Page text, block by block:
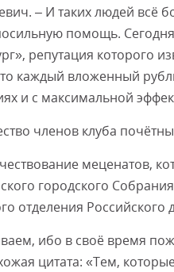
– И таких людей всё
помощь.
репутация которого
каждый вложенный
и с максимальной
членов клуба
меценатов,
городского
отделения Российского
ибо в своё время
цитата: «Тем,